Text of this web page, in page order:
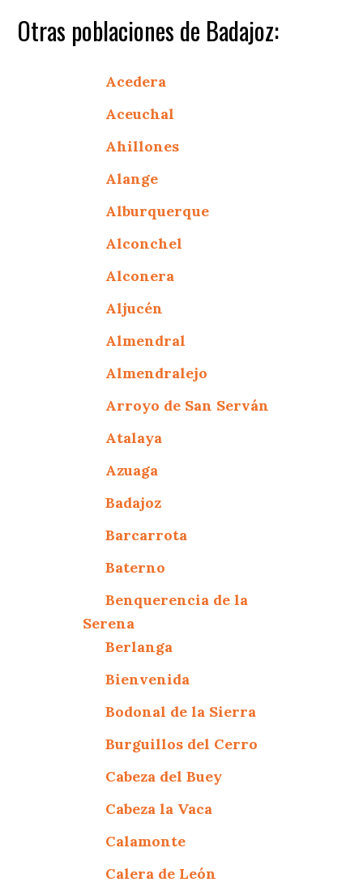
Otras poblaciones de Badajoz:
Acedera
Aceuchal
Ahillones
Alange
Alburquerque
Alconchel
Alconera
Aljucén
Almendral
Almendralejo
Arroyo de San Serván
Atalaya
Azuaga
Badajoz
Barcarrota
Baterno
Benquerencia de la
Serena
Berlanga
Bienvenida
Bodonal de la Sierra
Burguillos del Cerro
Cabeza del Buey
Cabeza la Vaca
Calamonte
Calera de León